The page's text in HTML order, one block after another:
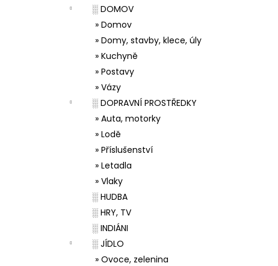
░ DOMOV
» Domov
» Domy, stavby, klece, úly
» Kuchyně
» Postavy
» Vázy
░ DOPRAVNÍ PROSTŘEDKY
» Auta, motorky
» Lodě
» Příslušenství
» Letadla
» Vlaky
░ HUDBA
░ HRY, TV
░ INDIÁNI
░ JÍDLO
» Ovoce, zelenina